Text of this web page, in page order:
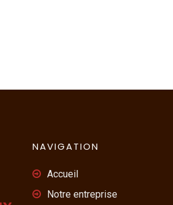
NAVIGATION
Accueil
Notre entreprise